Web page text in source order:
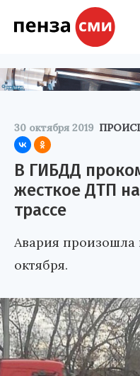
30 октября 2019
В ГИБДД
жесткое ДТП
трассе
Авария произошла
октября.